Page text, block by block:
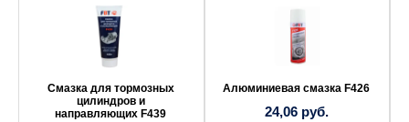
Смазка для тормозных
цилиндров и
направляющих F439
выбрать
странице
Алюминиевая смазка F426
24,06 руб.